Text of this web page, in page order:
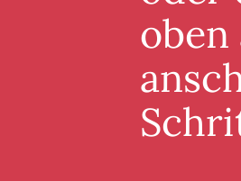
oben